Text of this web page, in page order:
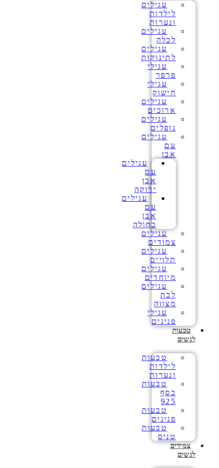
עגילים
לילדות
ונערות
עגילים
לכלה
עגילים
לתינוקות
עגילי
פרפר
עגילי
חישוק
עגילים
ארוכים
עגילים
נופלים
עגילים
עם
אבן
עגילים
עם
אבן
ירוקה
עגילים
עם
אבן
כחולה
עגילים
צמודים
עגילים
תלויים
עגילים
מיוחדים
עגילים
לבת
מצווה
עגילי
פנינים
טבעות
לנשים
טבעות
לילדות
ונערות
טבעות
כסף
925
טבעות
פנינים
טבעות
טניס
צמידים
לנשים